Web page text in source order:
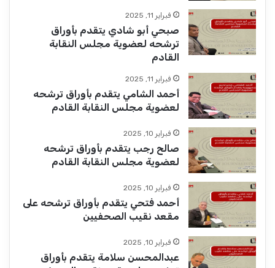
فبراير 11, 2025
صبحي أبو شادي يتقدم بأوراق
ترشحه لعضوية مجلس النقابة
القادم
فبراير 11, 2025
أحمد الشامي يتقدم بأوراق ترشحه
لعضوية مجلس النقابة القادم
فبراير 10, 2025
صالح رجب يتقدم بأوراق ترشحه
لعضوية مجلس النقابة القادم
فبراير 10, 2025
أحمد فتحي يتقدم بأوراق ترشحه على
مقعد نقيب الصحفيين
فبراير 10, 2025
عبدالمحسن سلامة يتقدم بأوراق